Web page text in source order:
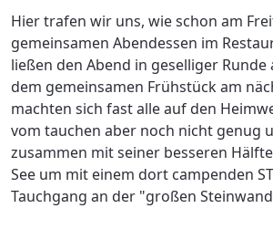
Hier trafen wir uns, wie schon am
gemeinsamen Abendessen im
ließen den Abend in geselliger Runde
dem gemeinsamen Frühstück am
machten sich fast alle auf den
vom tauchen aber noch nicht genug
zusammen mit seiner besseren
See um mit einem dort campenden
Tauchgang an der "großen